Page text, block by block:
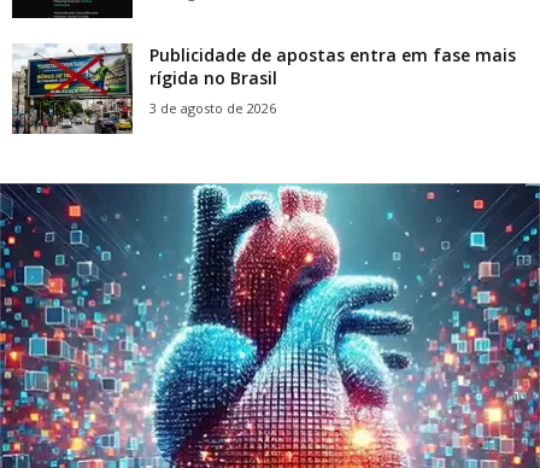
Publicidade de apostas entra em fase mais
rígida no Brasil
3 de agosto de 2026